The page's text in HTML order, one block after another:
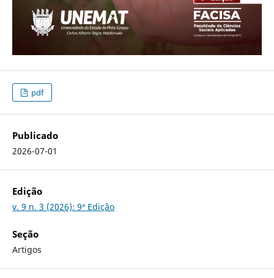
pdf
Publicado
2026-07-01
Edição
v. 9 n. 3 (2026): 9ª Edição
Seção
Artigos